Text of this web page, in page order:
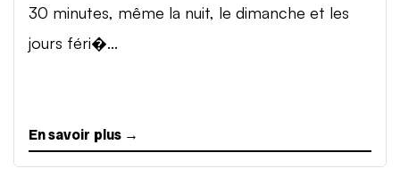
30 minutes, même la nuit, le dimanche et les
jours féri�...
En savoir plus →